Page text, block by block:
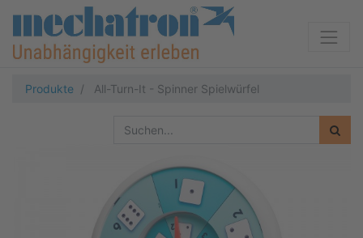
Produkte All-Turn-It - Spinner Spielwürfel